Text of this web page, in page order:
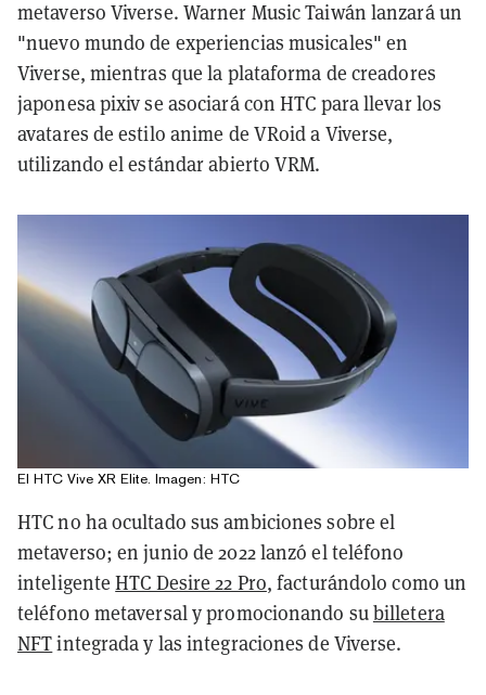
metaverso Viverse. Warner Music Taiwán lanzará un
"nuevo mundo de experiencias musicales" en
Viverse, mientras que la plataforma de creadores
japonesa pixiv se asociará con HTC para llevar los
avatares de estilo anime de VRoid a Viverse,
utilizando el estándar abierto VRM.
El HTC Vive XR Elite. Imagen: HTC
HTC no ha ocultado sus ambiciones sobre el
metaverso; en junio de 2022 lanzó el teléfono
inteligenteHTC Desire 22 Pro, facturándolo como un
teléfono metaversal y promocionando subilletera
NFTintegrada y las integraciones de Viverse.